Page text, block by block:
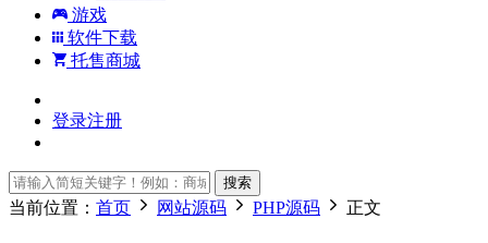
游戏
软件下载
托售商城
登录注册
搜索
当前位置： 首页 网站源码 PHP源码 正文